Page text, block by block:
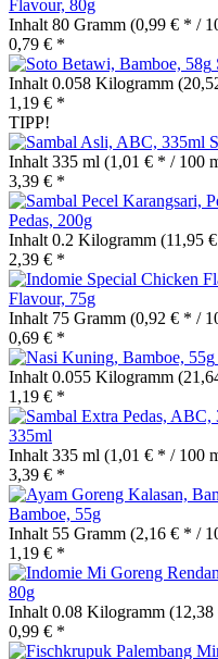
Flavour, 80g
Inhalt 80 Gramm (0,99 € * /
0,79 € *
Inhalt 0.058 Kilogramm
1,19 € *
TIPP!
Inhalt 335 ml (1,01 € * / 100
3,39 € *
Pedas, 200g
Inhalt 0.2 Kilogramm (11,95
2,39 € *
Flavour, 75g
Inhalt 75 Gramm (0,92 € * /
0,69 € *
Inhalt 0.055 Kilogramm
1,19 € *
335ml
Inhalt 335 ml (1,01 € * / 100
3,39 € *
Bamboe, 55g
Inhalt 55 Gramm (2,16 € * /
1,19 € *
80g
Inhalt 0.08 Kilogramm
0,99 € *